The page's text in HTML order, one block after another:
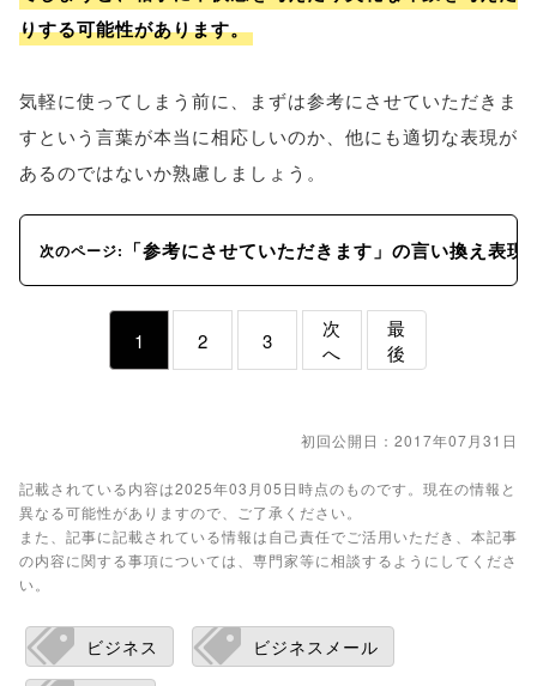
りする可能性があります。
気軽に使ってしまう前に、まずは参考にさせていただきま
すという言葉が本当に相応しいのか、他にも適切な表現が
あるのではないか熟慮しましょう。
次のページ: 「参考にさせていただきます」の言い換え表現
1 2 3
次
へ
最
後
初回公開日：2017年07月31日
記載されている内容は2025年03月05日時点のものです。現在の情報と
異なる可能性がありますので、ご了承ください。
また、記事に記載されている情報は自己責任でご活用いただき、本記事
の内容に関する事項については、専門家等に相談するようにしてくださ
い。
ビジネス ビジネスメール